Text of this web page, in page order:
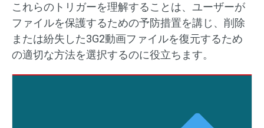
これらのトリガーを理解することは、ユーザーが
ファイルを保護するための予防措置を講じ、削除
または紛失した3G2動画ファイルを復元するため
の適切な方法を選択するのに役立ちます。